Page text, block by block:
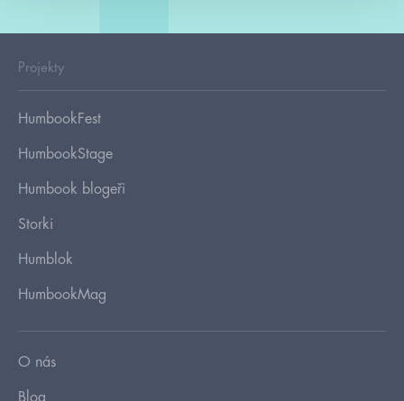
Projekty
HumbookFest
HumbookStage
Humbook blogeři
Storki
Humblok
HumbookMag
O nás
Blog